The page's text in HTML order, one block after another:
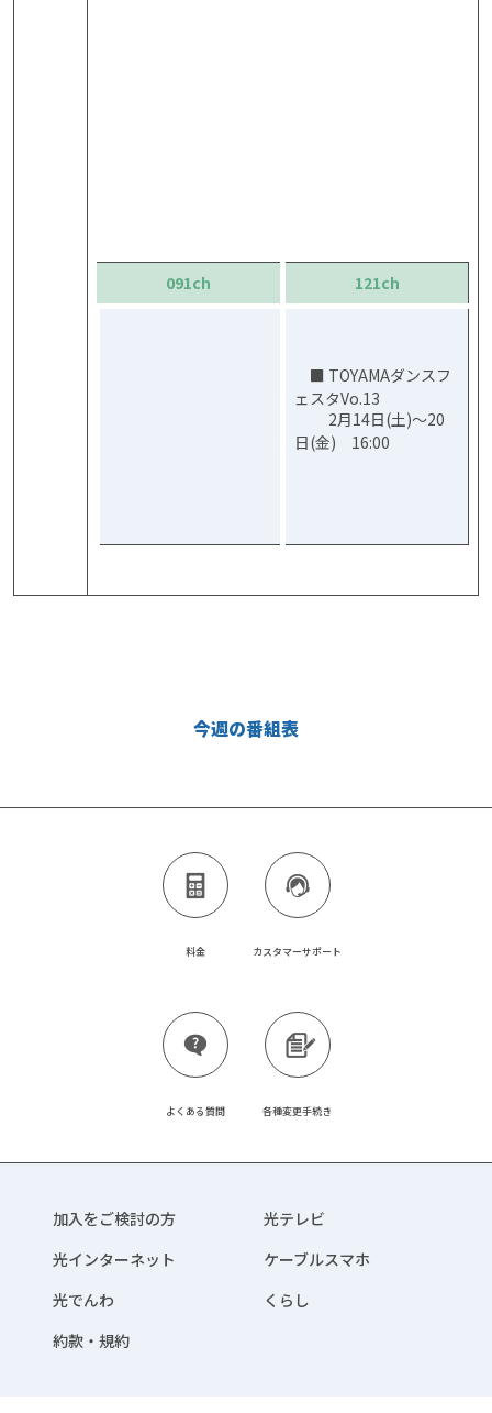
091ch 121ch
■ TOYAMAダンスフ
ェスタVo.13
2月14日(土)～20
日(金) 16:00
今週の番組表
料金 カスタマーサポート
よくある質問 各種変更手続き
加入をご検討の方
光テレビ
光インターネット
ケーブルスマホ
光でんわ
くらし
約款・規約